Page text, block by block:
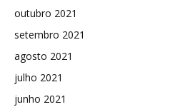
outubro 2021
setembro 2021
agosto 2021
julho 2021
junho 2021